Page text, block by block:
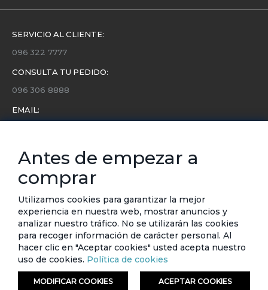
SERVICIO AL CLIENTE:
096 322 7777
CONSULTA TU PEDIDO:
096 306 8888
EMAIL:
Conoce toda la información sobre últimas colecciones,
eventos y ofertas.
Subscríbete a nuestro newsletter
SUSCRIBIRSE
© ETAFASHION 2023. Todos los derechos reservados.
Antes de empezar a
comprar
Utilizamos cookies para garantizar la mejor
experiencia en nuestra web, mostrar anuncios y
analizar nuestro tráfico. No se utilizarán las cookies
para recoger información de carácter personal. Al
hacer clic en "Aceptar cookies" usted acepta nuestro
uso de cookies. Política de cookies
MODIFICAR COOKIES ACEPTAR COOKIES